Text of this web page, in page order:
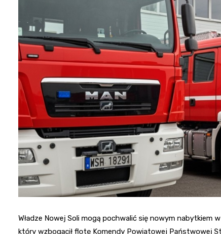
Władze Nowej Soli mogą pochwalić się nowym nabytkiem
który wzbogacił flotę Komendy Powiatowej Państwowej